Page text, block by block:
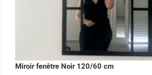
Miroir fenêtre Noir 120/60 cm